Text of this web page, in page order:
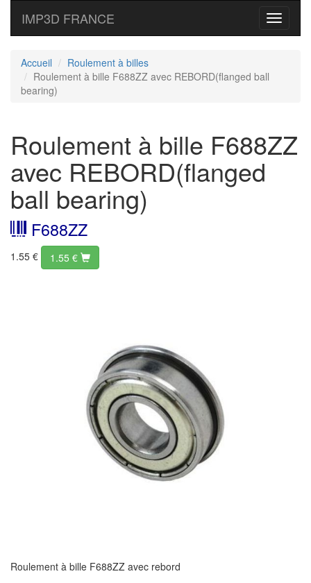
Toggle
IMP3D FRANCE
Accueil
Roulement à billes
Roulement à bille F688ZZ avec REBORD(flanged ball
bearing)
Roulement à bille F688ZZ
avec REBORD(flanged
ball bearing)
F688ZZ
1.55 € 1.55 €
Roulement à bille F688ZZ avec rebord